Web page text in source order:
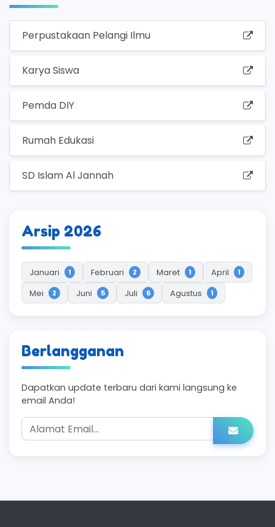
Perpustakaan Pelangi Ilmu
Karya Siswa
Pemda DIY
Rumah Edukasi
SD Islam Al Jannah
Arsip 2026
Januari 1 Februari 2 Maret 1 April 1
Mei 2 Juni 5 Juli 6 Agustus 1
Berlangganan
Dapatkan update terbaru dari kami langsung ke
email Anda!